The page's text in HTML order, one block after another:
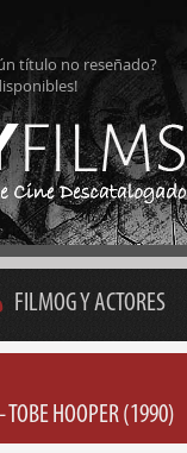
título no reseñado?
FILMOG Y ACTORES
TOBE HOOPER (1990)